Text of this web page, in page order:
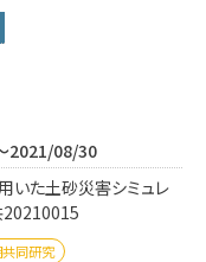
専用
・お問合せ
IMI本サイトへ
2021/08/30
いた土砂災害シミュレ
同研究